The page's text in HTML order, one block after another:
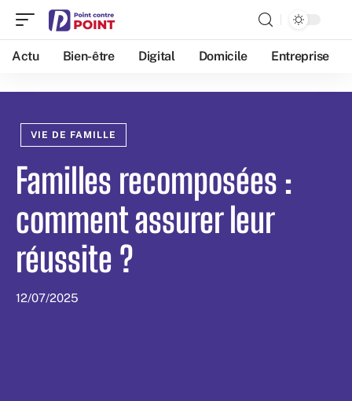
Actu Bien-être Digital Domicile Entreprise
VIE DE FAMILLE
Familles recomposées :
comment assurer leur
réussite ?
12/07/2025